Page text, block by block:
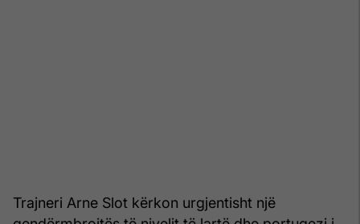
Trajneri Arne Slot kërkon urgjentisht një